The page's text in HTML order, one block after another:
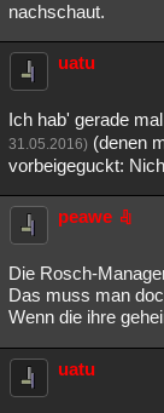
nachschaut.
uatu
Ich hab' gerade
31.05.2016) (denen
vorbeigeguckt:
peawe
Die Rosch-
Das muss man
Wenn die ihre
uatu